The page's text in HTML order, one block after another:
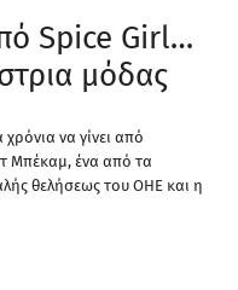
Spice Girl…
μόδας
να γίνει από
Μπέκαμ, ένα από τα
θελήσεως του ΟΗΕ και η